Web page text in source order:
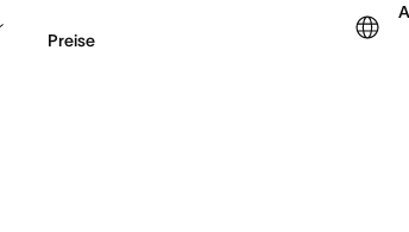
Preise